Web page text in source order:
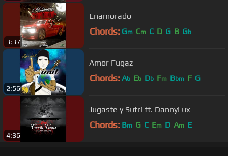
3:37
Enamorado
Chords: Gm Cm C D G B Gb
2:56
Amor Fugaz
Chords: Ab Eb Db Fm Bbm F G
4:36
Jugaste y Sufrí ft. DannyLux
Chords: Bm G C Em D Am E